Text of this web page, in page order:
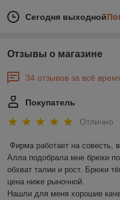
Сегодня выходной
Отзывы о магазине
34 отзывов за всё
Покупатель
Отлично
Фирма работает на совесть,
Алла подобрала мне брюки
обхват талии и рост. Брюки
цена ниже рыночной.
Нашли для меня хорошие